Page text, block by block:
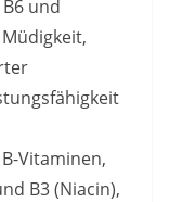
und
Vitaminen,
B3 (Niacin),